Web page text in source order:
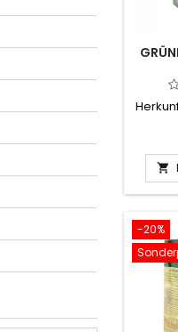

-20%